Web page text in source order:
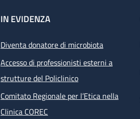
IN EVIDENZA
Diventa donatore di microbiota
Accesso di professionisti esterni a
strutture del Policlinico
Comitato Regionale per l’Etica nella
Clinica COREC